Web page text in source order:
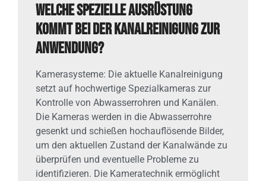
Welche spezielle Ausrüstung
kommt bei der Kanalreinigung zur
Anwendung?
Kamerasysteme: Die aktuelle Kanalreinigung
setzt auf hochwertige Spezialkameras zur
Kontrolle von Abwasserrohren und Kanälen.
Die Kameras werden in die Abwasserrohre
gesenkt und schießen hochauflösende Bilder,
um den aktuellen Zustand der Kanalwände zu
überprüfen und eventuelle Probleme zu
identifizieren. Die Kameratechnik ermöglicht